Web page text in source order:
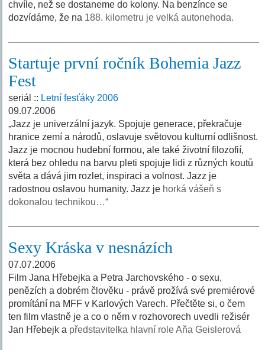
chvíle, než se dostaneme do kolony. Na benzínce se
dozvídáme, že na 188. kilometru je velká autonehoda.
Startuje první ročník Bohemia Jazz
Fest
seriál :: Letní fesťáky 2006
09.07.2006
„Jazz je univerzální jazyk. Spojuje generace, překračuje
hranice zemí a národů, oslavuje světovou kulturní odlišnost.
Jazz je mocnou hudební formou, ale také životní filozofií,
která bez ohledu na barvu pleti spojuje lidi z různých koutů
světa a dává jim rozlet, inspiraci a volnost. Jazz je
radostnou oslavou humanity. Jazz je horká vášeň s
dokonalou technikou…“
Sexy Kráska v nesnázích
07.07.2006
Film Jana Hřebejka a Petra Jarchovského - o sexu,
penězích a dobrém člověku - právě prožívá své premiérové
promítání na MFF v Karlových Varech. Přečtěte si, o čem
ten film vlastně je a co o něm v rozhovorech uvedli režisér
Jan Hřebejk a představitelka hlavní role Aňa Geislerová